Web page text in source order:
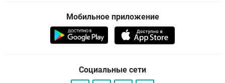
Мобильное приложение
Социальные сети